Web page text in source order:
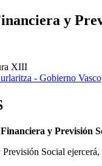
y
XIII
- Gobierno Vasco
y Previsión
Social ejercerá,